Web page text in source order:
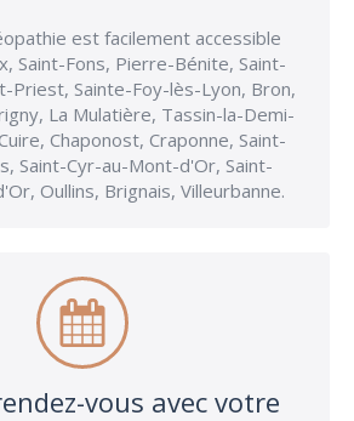
est facilement accessible
Saint-Fons, Pierre-Bénite, Saint-
Priest, Sainte-Foy-lès-Lyon, Bron,
La Mulatière, Tassin-la-Demi-
Chaponost, Craponne, Saint-
Saint-Cyr-au-Mont-d'Or, Saint-
Oullins, Brignais, Villeurbanne.
vous avec votre